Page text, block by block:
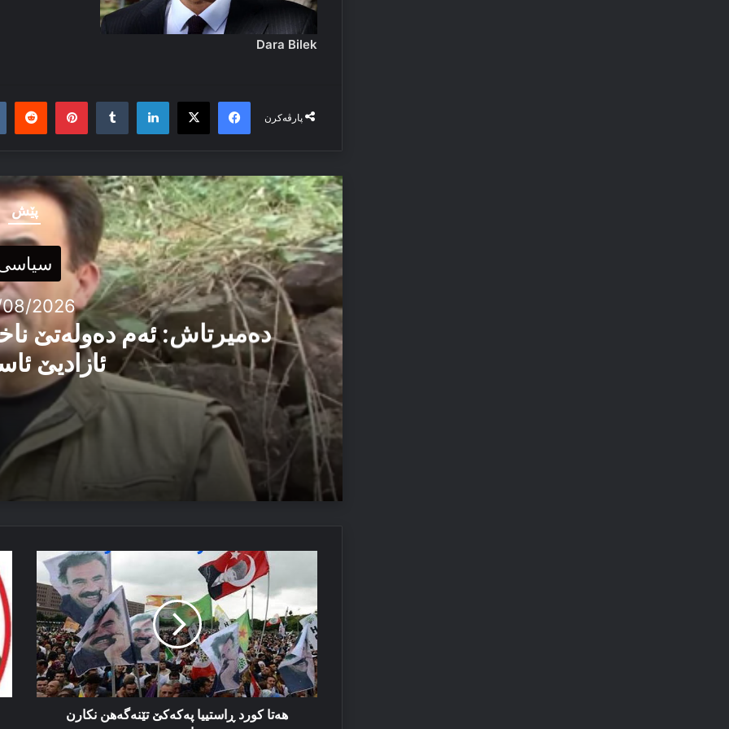
Dara Bilek
پارڤەکرن
Facebook
X
LinkedIn
Tumblr
پێش
2026
دەمیرتاش: ئەم دەولەتێ
ئازادیێ
06/08/2026
دەمیرتاش: ئەم دەولەتێ ناخوازن دەولەت ل پێشییا
مەسرور بارزانی: دڤێ ئەم هەموو ب هەڤ را کاربکن هه‌تا
ڕاستییا
پەکەکێ
تێنه‌گەهن
نکارن
پێشیا
خوه‌
ببینن
هه‌تا کورد ڕاستییا پەکەکێ تێنه‌گەهن نکارن
بۆ